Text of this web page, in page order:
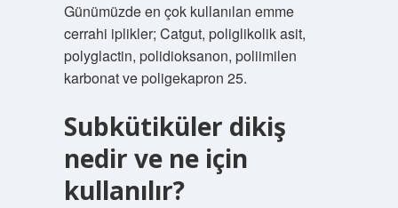
Günümüzde en çok kullanılan emme
cerrahi iplikler; Catgut, poliglikolik asit,
polyglactin, polidioksanon, poliimilen
karbonat ve poligekapron 25.
Subkütiküler dikiş
nedir ve ne için
kullanılır?